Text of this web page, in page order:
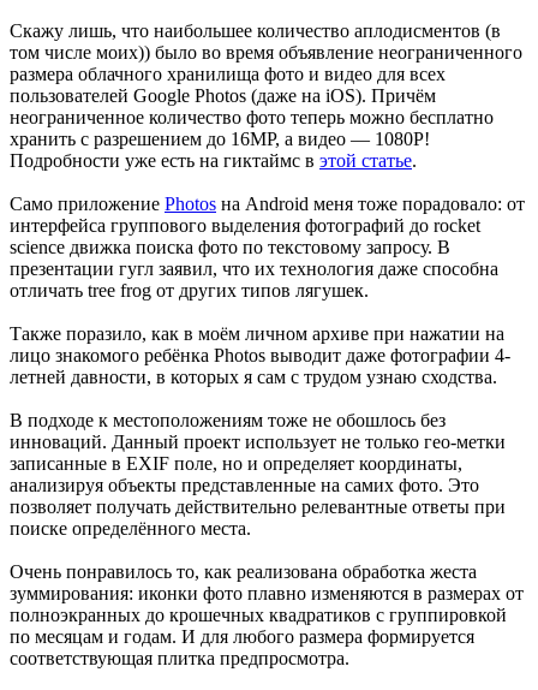
Скажу лишь, что наибольшее количество аплодисментов (в
том числе моих)) было во время объявление неограниченного
размера облачного хранилища фото и видео для всех
пользователей Google Photos (даже на iOS). Причём
неограниченное количество фото теперь можно бесплатно
хранить с разрешением до 16MP, а видео — 1080P!
Подробности уже есть на гиктаймс в этой статье.
Само приложение Photos на Android меня тоже порадовало: от
интерфейса группового выделения фотографий до rocket
science движка поиска фото по текстовому запросу. В
презентации гугл заявил, что их технология даже способна
отличать tree frog от других типов лягушек.
Также поразило, как в моём личном архиве при нажатии на
лицо знакомого ребёнка Photos выводит даже фотографии 4-
летней давности, в которых я сам с трудом узнаю сходства.
В подходе к местоположениям тоже не обошлось без
инноваций. Данный проект использует не только гео-метки
записанные в EXIF поле, но и определяет координаты,
анализируя объекты представленные на самих фото. Это
позволяет получать действительно релевантные ответы при
поиске определённого места.
Очень понравилось то, как реализована обработка жеста
зуммирования: иконки фото плавно изменяются в размерах от
полноэкранных до крошечных квадратиков с группировкой
по месяцам и годам. И для любого размера формируется
соответствующая плитка предпросмотра.